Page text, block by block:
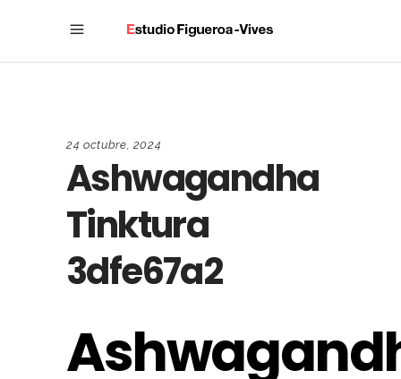
24 octubre, 2024
Ashwagandha
Tinktura
3dfe67a2